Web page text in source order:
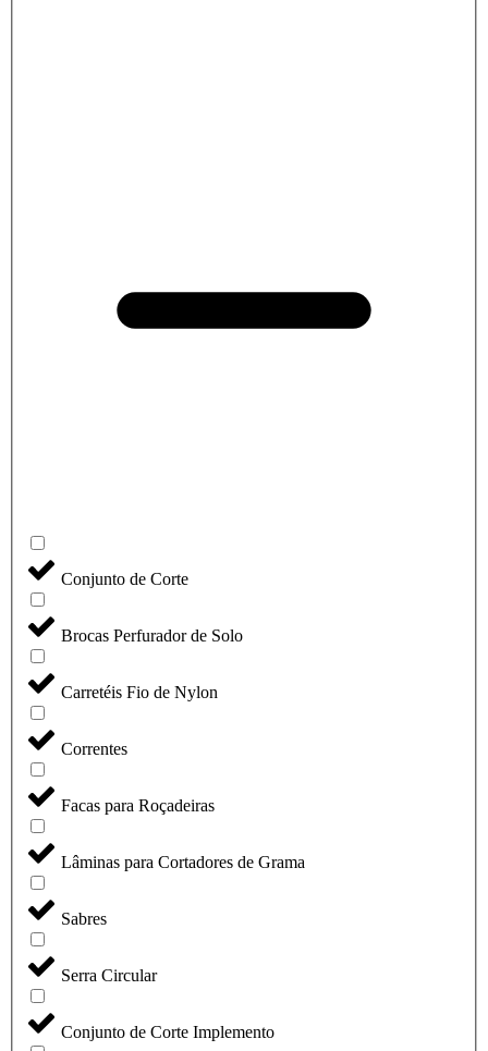
Conjunto de Corte
Brocas Perfurador de Solo
Carretéis Fio de Nylon
Correntes
Facas para Roçadeiras
Lâminas para Cortadores de Grama
Sabres
Serra Circular
Conjunto de Corte Implemento